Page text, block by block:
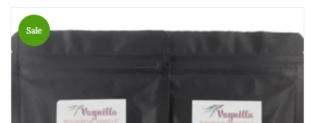
Sale